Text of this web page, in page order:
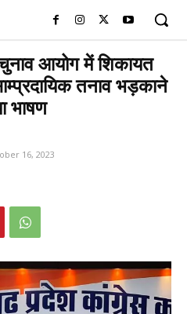
आयोग में शिकायत
तनाव भड़काने
भाषण
16, 2023